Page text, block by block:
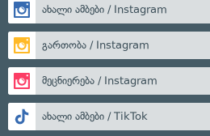
ახალი ამბები / Instagram
გართობა / Instagram
მეცნიერება / Instagram
ახალი ამბები / TikTok